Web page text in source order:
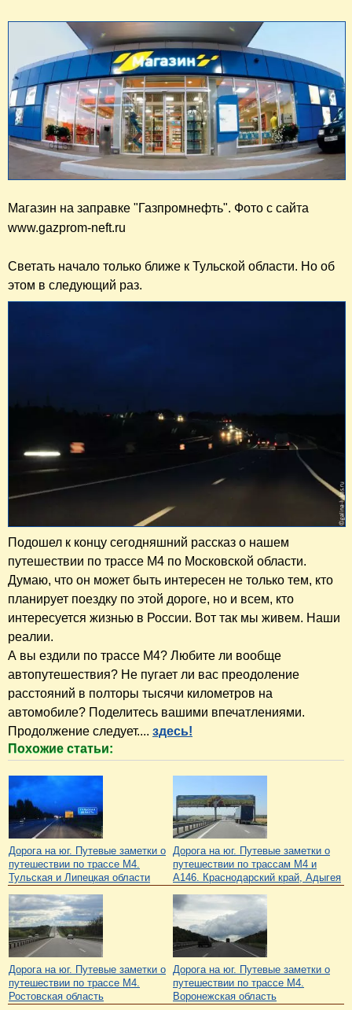
Магазин на заправке "Газпромнефть". Фото с сайта
www.gazprom-neft.ru
Светать начало только ближе к Тульской области. Но об
этом в следующий раз.
Подошел к концу сегодняшний рассказ о нашем
путешествии по трассе М4 по Московской области.
Думаю, что он может быть интересен не только тем, кто
планирует поездку по этой дороге, но и всем, кто
интересуется жизнью в России. Вот так мы живем. Наши
реалии.
А вы ездили по трассе М4? Любите ли вообще
автопутешествия? Не пугает ли вас преодоление
расстояний в полторы тысячи километров на
автомобиле? Поделитесь вашими впечатлениями.
Продолжение следует.... здесь!
Похожие статьи:
Дорога на юг. Путевые заметки о
путешествии по трассе М4.
Тульская и Липецкая области
Дорога на юг. Путевые заметки о
путешествии по трассам М4 и
А146. Краснодарский край, Адыгея
Дорога на юг. Путевые заметки о
путешествии по трассе М4.
Ростовская область
Дорога на юг. Путевые заметки о
путешествии по трассе М4.
Воронежская область